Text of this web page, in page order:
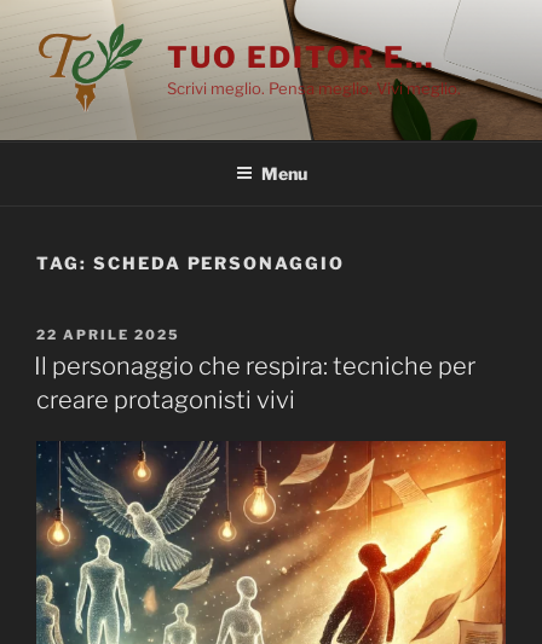
contenuto
TUO EDITOR E…
Scrivi meglio. Pensa meglio. Vivi meglio.
Menu
TAG: SCHEDA PERSONAGGIO
PUBBLICATO
IL
22 APRILE 2025
Il personaggio che respira: tecniche per
creare protagonisti vivi